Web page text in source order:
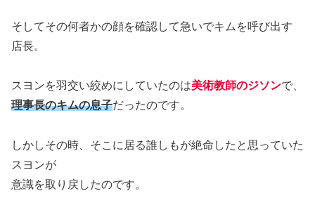
そしてその何者かの顔を確認して急いでキムを呼び出す
店長。
スヨンを羽交い絞めにしていたのは美術教師のジソンで、
理事長のキムの息子だったのです。
しかしその時、そこに居る誰しもが絶命したと思っていた
スヨンが
意識を取り戻したのです。